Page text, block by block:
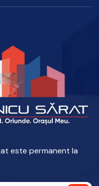
este permanent la